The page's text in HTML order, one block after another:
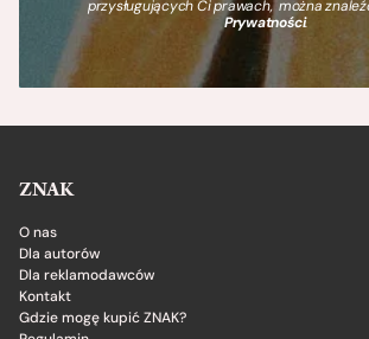
przysługujących Ci prawach, można
Prywatności.
ZNAK
O nas
Dla autorów
Dla reklamodawców
Kontakt
Gdzie mogę kupić ZNAK?